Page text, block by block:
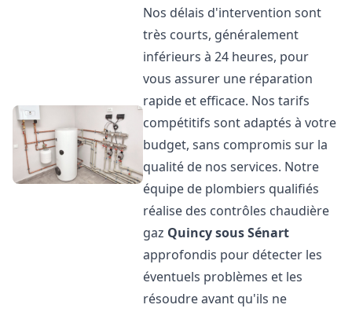
Nos délais d'intervention sont
très courts, généralement
inférieurs à 24 heures, pour
vous assurer une réparation
rapide et efficace. Nos tarifs
compétitifs sont adaptés à votre
budget, sans compromis sur la
qualité de nos services. Notre
équipe de plombiers qualifiés
réalise des contrôles chaudière
gaz Quincy sous Sénart
approfondis pour détecter les
éventuels problèmes et les
résoudre avant qu'ils ne